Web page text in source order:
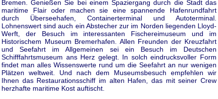
Bremen. Genießen Sie bei einem Spaziergang durch die Stadt das
maritime Flair oder machen sie eine spannende Hafenrundfahrt
durch Überseehafen, Containerterminal und Autoterminal.
Lohnenswert sind auch ein Abstecher zur im Norden liegenden Lloyd-
Werft, der Besuch im interessanten Fischereimuseum und im
Historischem Museum Bremerhafen. Allen Freunden der Kreuzfahrt
und Seefahrt im Allgemeinen sei ein Besuch im Deutschen
Schifffahrtsmuseum ans Herz gelegt. In solch eindrucksvoller Form
findet man alles Wissenswerte rund um die Seefahrt an nur wenigen
Plätzen weltweit. Und nach dem Museumsbesuch empfehlen wir
Ihnen das Restaurationsschiff im alten Hafen, das mit seiner Crew
herzhafte maritime Kost auftischt.